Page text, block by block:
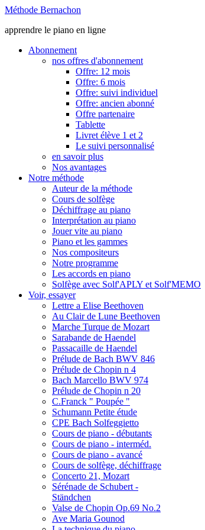
Méthode Bernachon
apprendre le piano en ligne
Abonnement
nos offres d'abonnement
Offre: 12 mois
Offre: 6 mois
Offre: suivi individuel
Offre: ancien abonné
Offre partenaire
Tablette
Livret élève 1 et 2
Le suivi personnalisé
en savoir plus
Nos avantages
Notre méthode
Auteur de la méthode
Cours de solfège
Déchiffrage au piano
Interprétation au piano
Jouer vite au piano
Piano et les gammes
Nos compositeurs
Notre programme
Les accords en piano
Solfège avec Solf'APLY et Solf'MEMO
Voir, essayer
Lettre a Elise Beethoven
Au Clair de Lune Beethoven
Marche Turque de Mozart
Sarabande de Haendel
Passacaille de Haendel
Prélude de Bach BWV 846
Prélude de Chopin n 4
Bach Marcello BWV 974
Prélude de Chopin n 20
C.Franck " Poupée "
Schumann Petite étude
CPE Bach Solfeggietto
Cours de piano - débutants
Cours de piano - interméd.
Cours de piano - avancé
Cours de solfège, déchiffrage
Concerto 21, Mozart
Sérénade de Schubert -
Ständchen
Valse de Chopin Op.69 No.2
Ave Maria Gounod